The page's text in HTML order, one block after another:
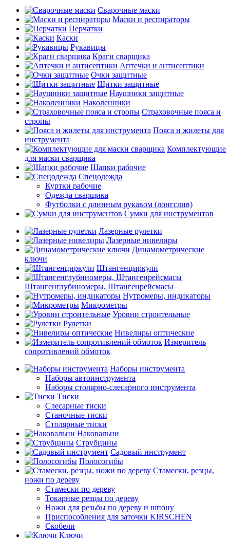
Сварочные маски
Маски и респираторы
Перчатки
Каски
Рукавицы
Краги сварщика
Аптечки и антисептики
Очки защитные
Щитки защитные
Наушники защитные
Наколенники
Страховочные пояса и
стропы
Пояса и жилеты для
инструмента
Комплектующие
для маски сварщика
Шапки рабочие
Спецодежда
Куртки рабочие
Одежда сварщика
Футболки с длинным рукавом (лонгслив)
Сумки для инструментов
Лазерные рулетки
Лазерные нивелиры
Динамометрические
ключи
Штангенциркули
Штангенглубиномеры, Штангенрейсмасы
Нутромеры, индикаторы
Микрометры
Уровни строительные
Рулетки
Нивелиры оптические
Измеритель
сопротивлений обмоток
Наборы инструмента
Наборы автоинструмента
Наборы столярно-слесарного инструмента
Тиски
Слесарные тиски
Станочные тиски
Столярные тиски
Наковальни
Струбцины
Садовый инструмент
Полосогибы
Стамески, резцы,
ножи по дереву
Стамески по дереву
Токарные резцы по дереву
Ножи для резьбы по дереву и шпону
Приспособления для заточки KIRSCHEN
Скобели
Ключи